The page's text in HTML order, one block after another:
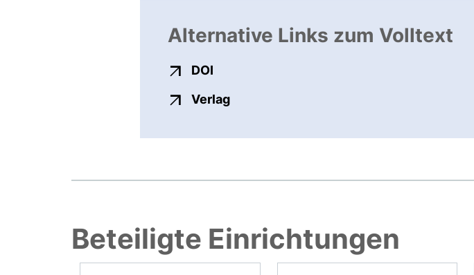
Alternative Links zum Volltext
DOI
Verlagexterner Link, öffnet neues Fenster
Beteiligte Einrichtungen